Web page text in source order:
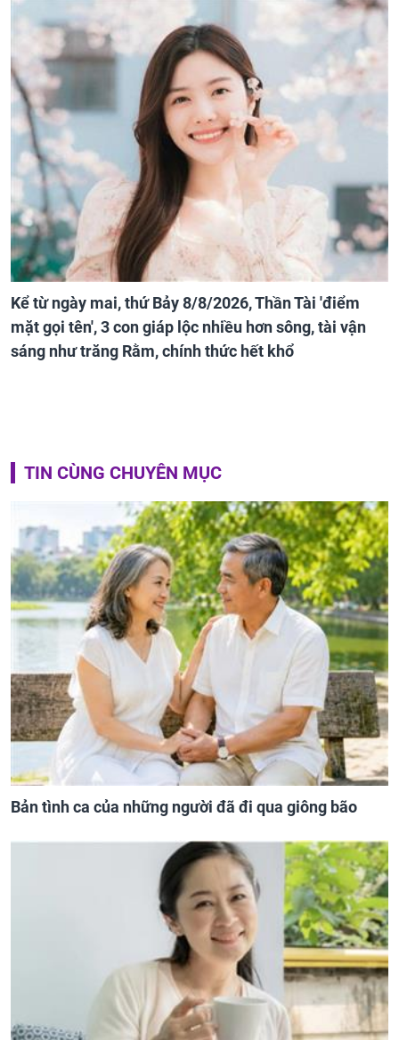
Kể từ ngày mai, thứ Bảy 8/8/2026, Thần Tài 'điểm
mặt gọi tên', 3 con giáp lộc nhiều hơn sông, tài vận
sáng như trăng Rằm, chính thức hết khổ
TIN CÙNG CHUYÊN MỤC
Bản tình ca của những người đã đi qua giông bão